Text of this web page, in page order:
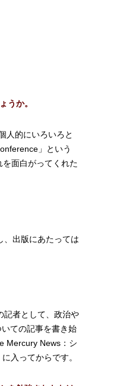
うか。
人的にいろいろと
」という
面白がってくれた
、出版にあたっては
記者として、政治や
ての記事を書き始
Mercury News：シ
入ってからです。